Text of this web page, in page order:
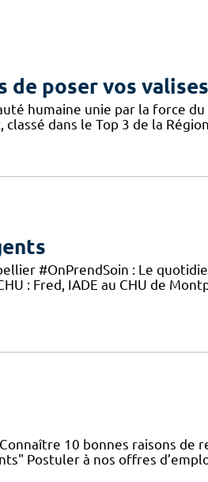
de poser vos
humaine unie par la force
dans le Top 3 de la
#OnPrendSoin : Le
: Fred, IADE au CHU de
10 bonnes raisons
Postuler à nos offres